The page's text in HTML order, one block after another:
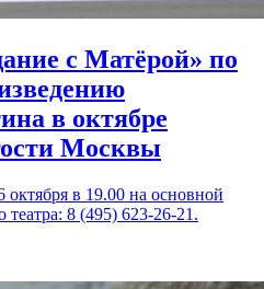
с Матёрой» по
в октябре
Москвы
октября в 19.00 на основной
8 (495) 623-26-21.